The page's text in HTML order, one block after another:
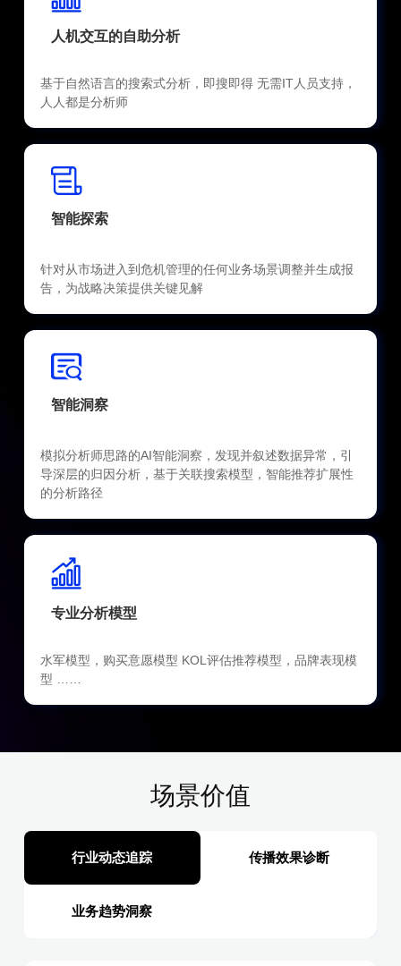
人机交互的自助分析
基于自然语言的搜索式分析，即搜即得 无需IT人员支持，
人人都是分析师
智能探索
针对从市场进入到危机管理的任何业务场景调整并生成报
告，为战略决策提供关键见解
智能洞察
模拟分析师思路的AI智能洞察，发现并叙述数据异常，引
导深层的归因分析，基于关联搜索模型，智能推荐扩展性
的分析路径
专业分析模型
水军模型，购买意愿模型 KOL评估推荐模型，品牌表现模
型 ……
场景价值
行业动态追踪 传播效果诊断
业务趋势洞察